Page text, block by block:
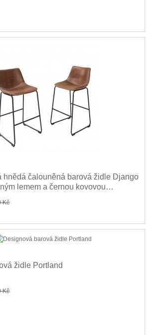
hnědá čalouněná barová židle Django
lemem a černou kovovou
Kč
židle Portland
Kč